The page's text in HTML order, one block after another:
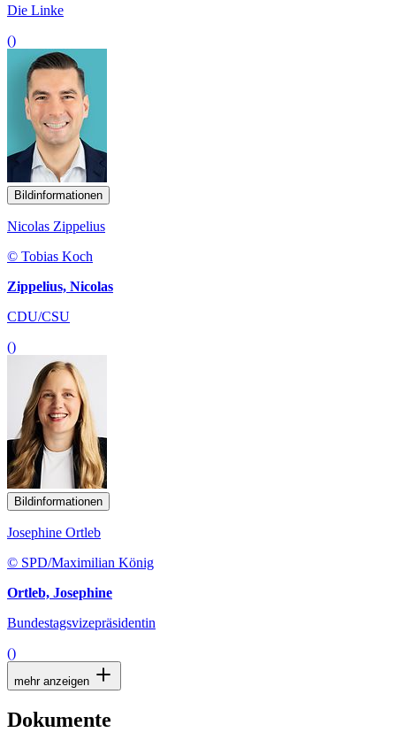
Die Linke
()
Bildinformationen
Nicolas Zippelius
© Tobias Koch
Zippelius, Nicolas
CDU/CSU
()
Bildinformationen
Josephine Ortleb
© SPD/Maximilian König
Ortleb, Josephine
Bundestagsvizepräsidentin
()
mehr anzeigen
Dokumente